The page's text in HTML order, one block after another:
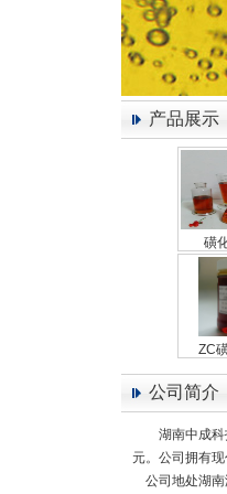
产品展示
磺
ZC
公司简介
湖南中成
元。公司拥有
公司地处湖南